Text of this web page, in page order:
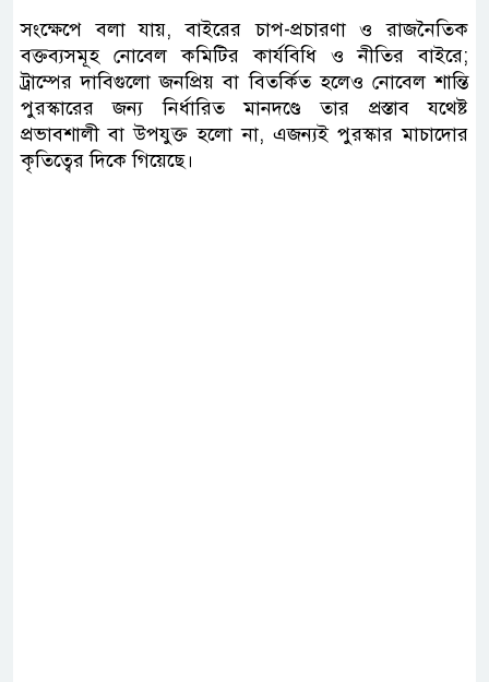
সংক্ষেপে বলা যায়, বাইরের চাপ-প্রচারণা ও রাজনৈতিক
বক্তব্যসমূহ নোবেল কমিটির কার্যবিধি ও নীতির বাইরে;
ট্রাম্পের দাবিগুলো জনপ্রিয় বা বিতর্কিত হলেও নোবেল শান্তি
পুরস্কারের জন্য নির্ধারিত মানদণ্ডে তার প্রস্তাব যথেষ্ট
প্রভাবশালী বা উপযুক্ত হলো না, এজন্যই পুরস্কার মাচাদোর
কৃতিত্বের দিকে গিয়েছে।